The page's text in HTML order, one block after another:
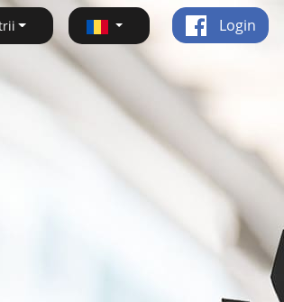
Login